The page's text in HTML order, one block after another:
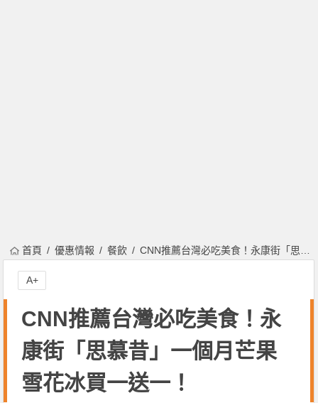
首頁 優惠情報 餐飲 CNN推薦台灣必吃美食！永康街「思慕昔」一個月芒果雪花冰買一送一！
CNN推薦台灣必吃美食！永
康街「思慕昔」一個月芒果
雪花冰買一送一！
A+